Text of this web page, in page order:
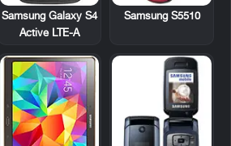
Samsung S5510
Samsung Galaxy S4
Active LTE-A